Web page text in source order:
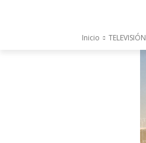
Inicio TELEVISIÓN